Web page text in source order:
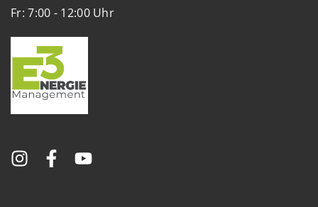
Fr: 7:00 - 12:00 Uhr